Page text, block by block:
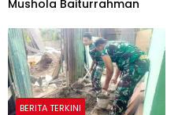
Mushola Baiturrahman
BERITA TERKINI